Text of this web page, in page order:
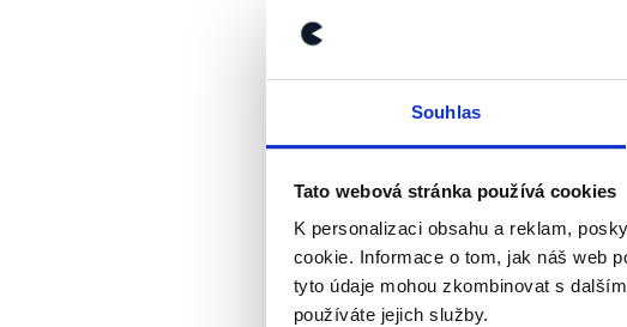
Souhlas
Tato webová stránka používá cookies
K personalizaci obsahu a reklam,
cookie. Informace o tom, jak náš web
tyto údaje mohou zkombinovat s
používáte jejich služby.
požádali písemně, odpověď
následně doplněny.